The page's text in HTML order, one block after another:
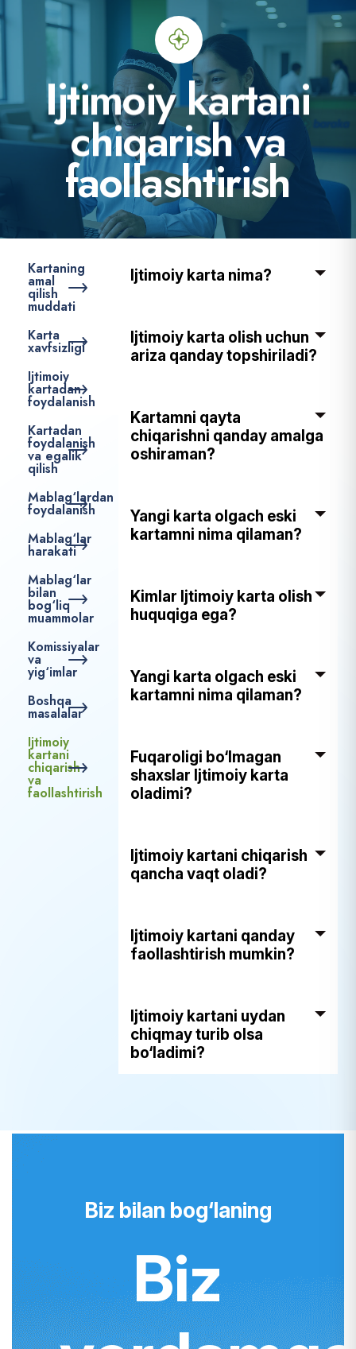
Ijtimoiykartani
chiqarishva
faollashtirish
Kartaning
amal
qilish
muddati
Karta
xavfsizligi
Ijtimoiy
kartadan
foydalanish
Kartadan
foydalanish
va egalik
qilish
Mablag‘lardan
foydalanish
Mablag‘lar
harakati
Mablag‘lar
bilan
bog‘liq
muammolar
Komissiyalar
va
yig‘imlar
Boshqa
masalalar
Ijtimoiy
kartani
chiqarish
va
faollashtirish
Ijtimoiy karta nima?
Ijtimoiy karta olish uchun
ariza qanday topshiriladi?
Kartamni qayta
chiqarishni qanday amalga
oshiraman?
Yangi karta olgach eski
kartamni nima qilaman?
Kimlar Ijtimoiy karta olish
huquqiga ega?
Yangi karta olgach eski
kartamni nima qilaman?
Fuqaroligi bo‘lmagan
shaxslar Ijtimoiy karta
oladimi?
Ijtimoiy kartani chiqarish
qancha vaqt oladi?
Ijtimoiy kartani qanday
faollashtirish mumkin?
Ijtimoiy kartani uydan
chiqmay turib olsa
bo‘ladimi?
Biz bilan bog‘laning
Biz